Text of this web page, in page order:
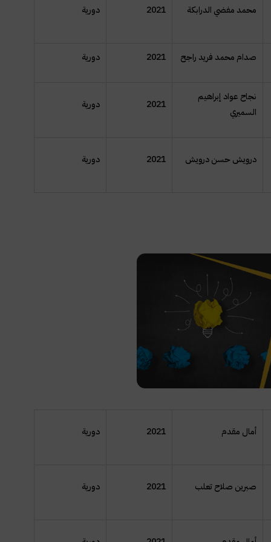
محمد مفضي الدرابكة 2021 دورية
صدام محمد فريد راجح 2021 دورية
نجاح عواد إبراهيم
السميري
2021 دورية
درويش حسن درويش 2021 دورية
أمال مقدم 2021 دورية
صبرين صلاح تعلب 2021 دورية